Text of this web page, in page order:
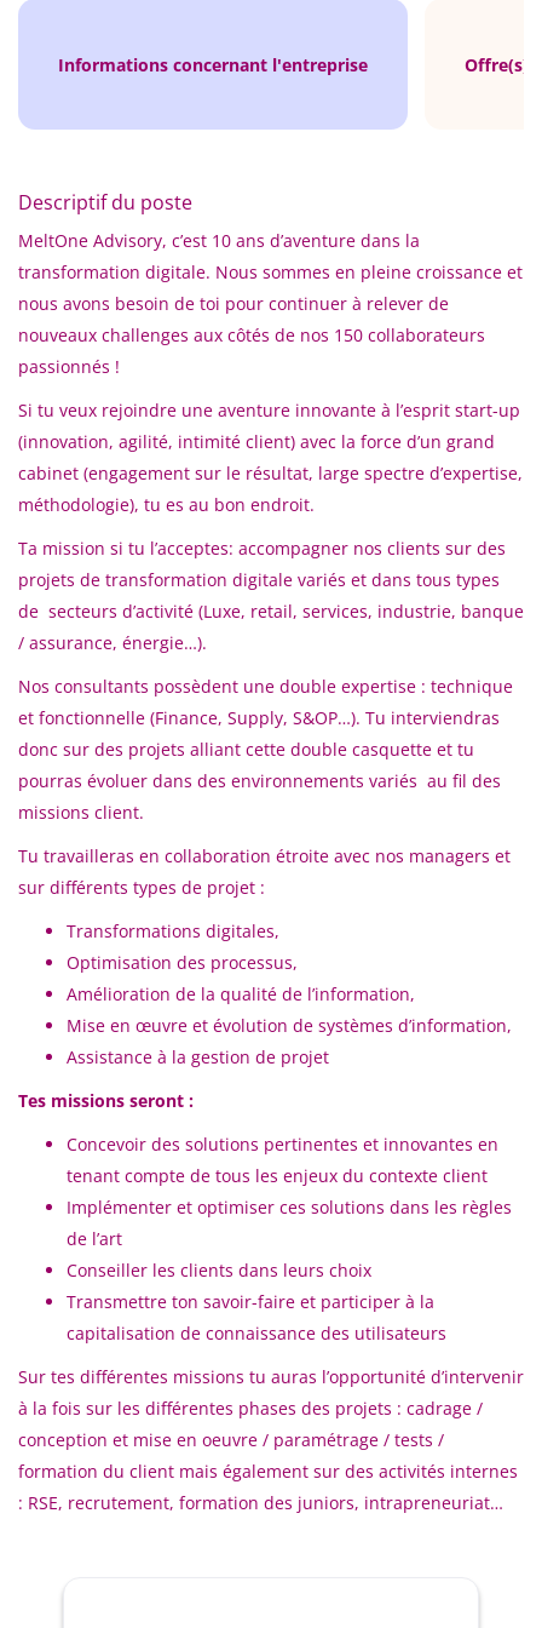
Informations concernant l'entreprise Offre(s)
Descriptif du poste
MeltOne Advisory, c’est 10 ans d’aventure dans la
transformation digitale. Nous sommes en pleine croissance et
nous avons besoin de toi pour continuer à relever de
nouveaux challenges aux côtés de nos 150 collaborateurs
passionnés !
Si tu veux rejoindre une aventure innovante à l’esprit start-up
(innovation, agilité, intimité client) avec la force d’un grand
cabinet (engagement sur le résultat, large spectre d’expertise,
méthodologie), tu es au bon endroit.
Ta mission si tu l’acceptes: accompagner nos clients sur des
projets de transformation digitale variés et dans tous types
de secteurs d’activité (Luxe, retail, services, industrie, banque
/ assurance, énergie…).
Nos consultants possèdent une double expertise : technique
et fonctionnelle (Finance, Supply, S&OP…). Tu interviendras
donc sur des projets alliant cette double casquette et tu
pourras évoluer dans des environnements variés au fil des
missions client.
Tu travailleras en collaboration étroite avec nos managers et
sur différents types de projet :
Transformations digitales,
Optimisation des processus,
Amélioration de la qualité de l’information,
Mise en œuvre et évolution de systèmes d’information,
Assistance à la gestion de projet
Tes missions seront :
Concevoir des solutions pertinentes et innovantes en
tenant compte de tous les enjeux du contexte client
Implémenter et optimiser ces solutions dans les règles
de l’art
Conseiller les clients dans leurs choix
Transmettre ton savoir-faire et participer à la
capitalisation de connaissance des utilisateurs
Sur tes différentes missions tu auras l’opportunité d’intervenir
à la fois sur les différentes phases des projets : cadrage /
conception et mise en oeuvre / paramétrage / tests /
formation du client mais également sur des activités internes
: RSE, recrutement, formation des juniors, intrapreneuriat…